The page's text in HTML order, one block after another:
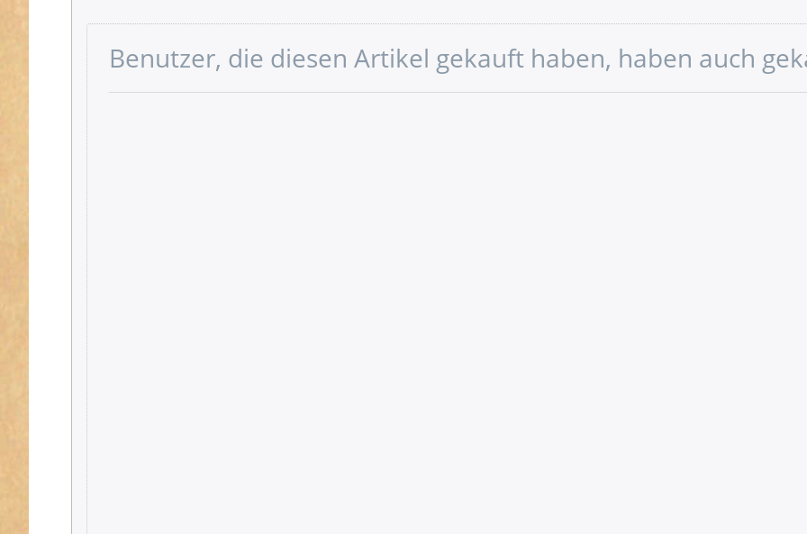
Benutzer, die diesen Artikel gekauft haben, haben auch